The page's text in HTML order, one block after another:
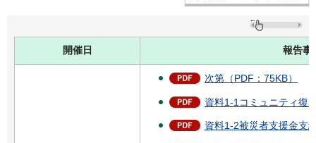
開催日 報告事
次第（PDF：75KB）
資料1-1コミュニティ復
資料1-2被災者支援金支